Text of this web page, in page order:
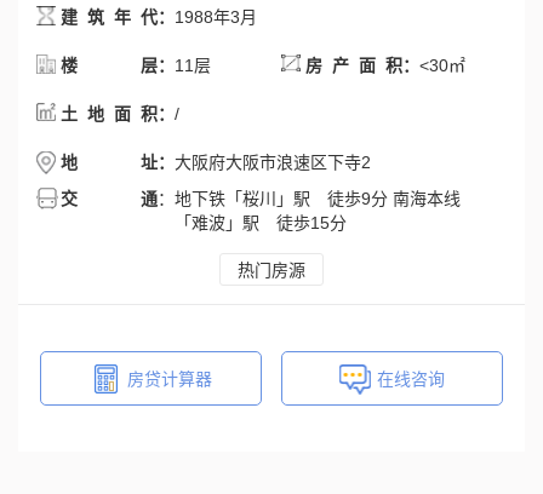
建筑年代： 1988年3月
楼层： 11层 房产面积： <30㎡
土地面积： /
地址： 大阪府大阪市浪速区下寺2
交通： 地下铁「桜川」駅 徒歩9分 南海本线
「难波」駅 徒歩15分
热门房源
房贷计算器 在线咨询